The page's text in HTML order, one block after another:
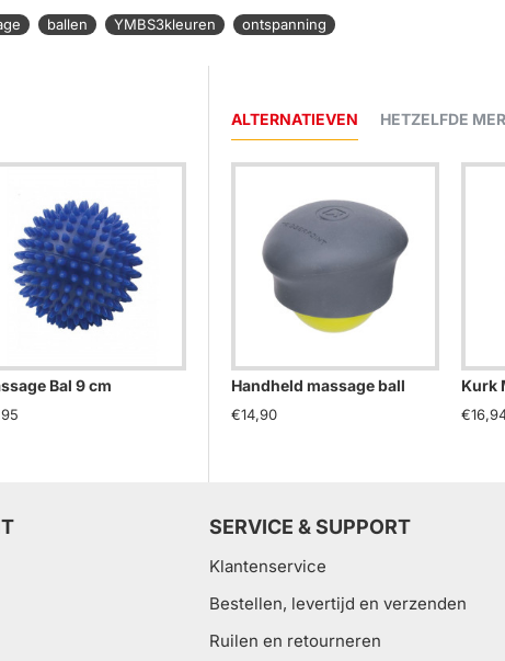
ballen YMBS3kleuren ontspanning
Bal 9 cm Massage Bal - 7 cm
€3,75 €9,95
ALTERNATIEVEN HETZELFDE
Handheld massage ball
€14,90
Kurk
SERVICE & SUPPORT
Klantenservice
Bestellen, levertijd en verzenden
Ruilen en retourneren